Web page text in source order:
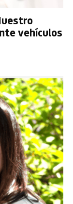
vehículos